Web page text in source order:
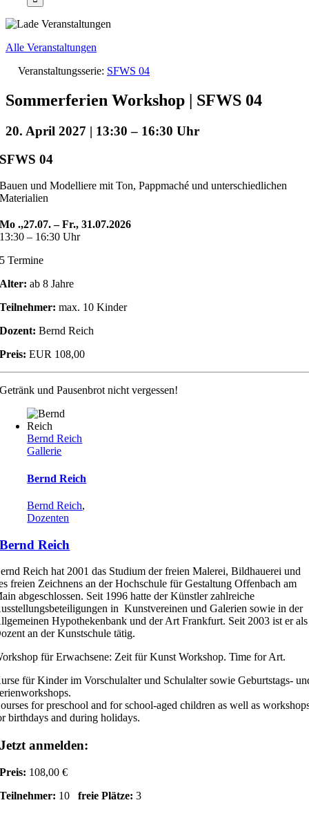
Alle Veranstaltungen
Veranstaltungsserie: SFWS 04
Sommerferien Workshop | SFWS 04
20. April 2027 | 13:30 – 16:30
SFWS 04
Bauen und Modelliere mit Ton, Pappmaché und unterschiedlichen
Materialien
Mo .,27.07. – Fr., 31.07.2026
13:30 – 16:30 Uhr
5 Termine
Alter: ab 8 Jahre
Teilnehmer: max. 10 Kinder
Dozent: Bernd Reich
Preis: EUR 108,00
Getränk und Pausenbrot nicht vergessen!
Bernd Reich
Gallerie
Bernd Reich
Bernd Reich,
Dozenten
Bernd Reich
Reich hat 2001 das Studium der freien Malerei, Bildhauerei und
freien Zeichnens an der Hochschule für Gestaltung Offenbach am
abgeschlossen. Seit 1996 hatte der Künstler zahlreiche
in Kunstvereinen und Galerien sowie in der
Hypothekenbank und der Art Frankfurt. Seit 2003 ist er als
an der Kunstschule tätig.
für Erwachsene: Zeit für Kunst Workshop. Time for Art.
für Kinder im Vorschulalter und Schulalter sowie Geburtstags-
for preschool and for school-aged children as well as
birthdays and during holidays.
Jetzt anmelden:
Preis: 108,00 €
Teilnehmer: 10freie Plätze: 3